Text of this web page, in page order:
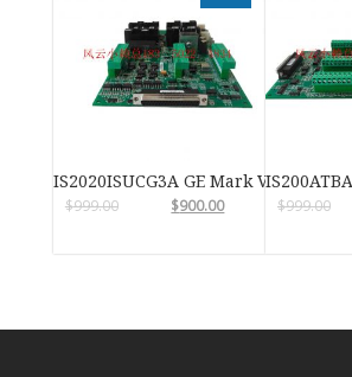
IS2020ISUCG3A GE Mark VIe
$999.00 $900.00 $999.00